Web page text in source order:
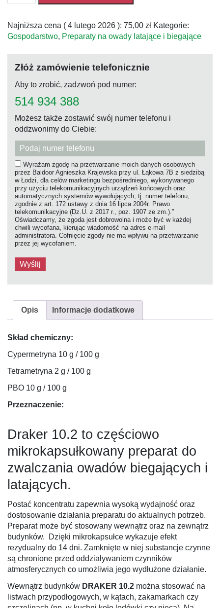
10.2
250ml
–
Najniższa cena ( 4 lutego 2026 ): 75,00 zł Kategorie:
Gospodarstwo, Preparaty na owady latające i biegające
Złóż zamówienie telefonicznie
Aby to zrobić, zadzwoń pod numer:
514 934 388
Możesz także zostawić swój numer telefonu i
oddzwonimy do Ciebie:
Wyrażam zgodę na przetwarzanie moich danych osobowych
przez Baldoor Agnieszka Krajewska przy ul. Łąkowa 7B z siedzibą
w Łodzi, dla celów marketingu bezpośredniego, wykonywanego
przy użyciu telekomunikacyjnych urządzeń końcowych oraz
automatycznych systemów wywołujących, tj. numer telefonu,
zgodnie z art. 172 ustawy z dnia 16 lipca 2004r. Prawo
telekomunikacyjne (Dz.U. z 2017 r., poz. 1907 ze zm.).”
Oświadczamy, że zgoda jest dobrowolna i może być w każdej
chwili wycofana, kierując wiadomość na adres e-mail
administratora. Cofnięcie zgody nie ma wpływu na przetwarzanie
przez jej wycofaniem.
Opis Informacje dodatkowe
Skład chemiczny:
Cypermetryna 10 g / 100 g
Tetrametryna 2 g / 100 g
PBO 10 g / 100 g
Przeznaczenie:
Draker 10.2 to częściowo
mikrokapsułkowany preparat do
zwalczania owadów biegających i
latających.
Postać koncentratu zapewnia wysoką wydajność oraz
dostosowanie działania preparatu do aktualnych potrzeb.
Preparat może być stosowany wewnątrz oraz na zewnątrz
budynków. Dzięki mikrokapsułce wykazuje efekt
rezydualny do 14 dni. Zamknięte w niej substancje czynne
są chronione przed oddziaływaniem czynników
atmosferycznych co umożliwia jego wydłużone działanie.
Wewnątrz budynków DRAKER 10.2 można stosować na
listwach przypodłogowych, w kątach, zakamarkach czy